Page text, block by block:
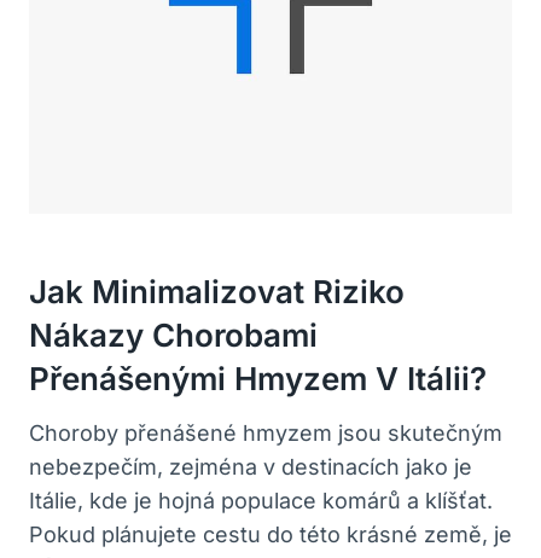
Jak Minimalizovat Riziko
Nákazy Chorobami
Přenášenými Hmyzem V Itálii?
Choroby přenášené hmyzem jsou skutečným
nebezpečím, zejména v destinacích jako je
Itálie, kde je hojná populace komárů a klíšťat.
Pokud plánujete cestu do této krásné země, je